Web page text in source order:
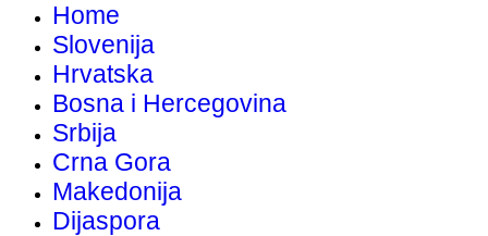
Home
Slovenija
Hrvatska
Bosna i Hercegovina
Srbija
Crna Gora
Makedonija
Dijaspora